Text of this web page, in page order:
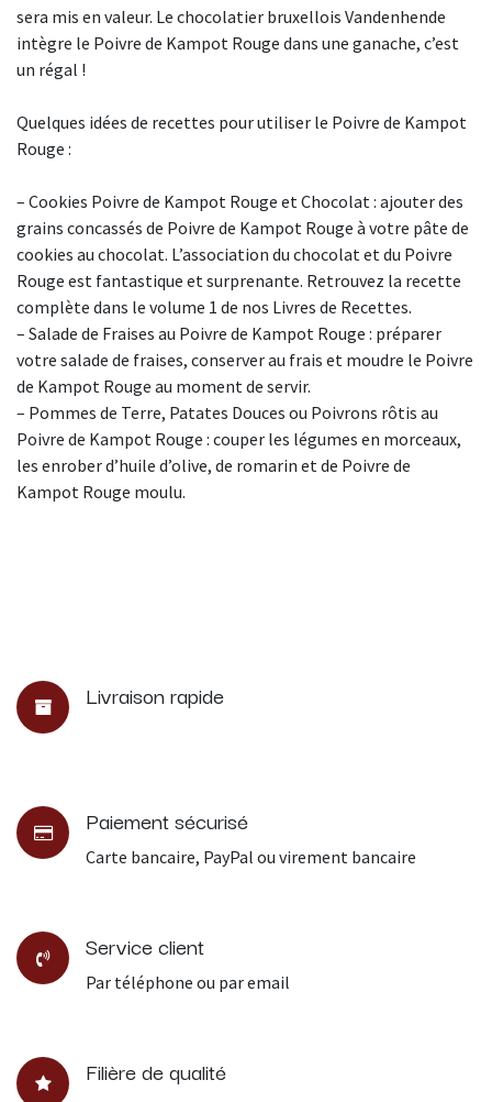
sera mis en valeur. Le chocolatier bruxellois Vandenhende
intègre le Poivre de Kampot Rouge dans une ganache, c’est
un régal !
Quelques idées de recettes pour utiliser le Poivre de Kampot
Rouge :
– Cookies Poivre de Kampot Rouge et Chocolat : ajouter des
grains concassés de Poivre de Kampot Rouge à votre pâte de
cookies au chocolat. L’association du chocolat et du Poivre
Rouge est fantastique et surprenante. Retrouvez la recette
complète dans le volume 1 de nos Livres de Recettes.
– Salade de Fraises au Poivre de Kampot Rouge : préparer
votre salade de fraises, conserver au frais et moudre le Poivre
de Kampot Rouge au moment de servir.
– Pommes de Terre, Patates Douces ou Poivrons rôtis au
Poivre de Kampot Rouge : couper les légumes en morceaux,
les enrober d’huile d’olive, de romarin et de Poivre de
Kampot Rouge moulu.
Livraison rapide
Paiement sécurisé
Carte bancaire, PayPal ou virement bancaire
Service client
Par téléphone ou par email
Filière de qualité